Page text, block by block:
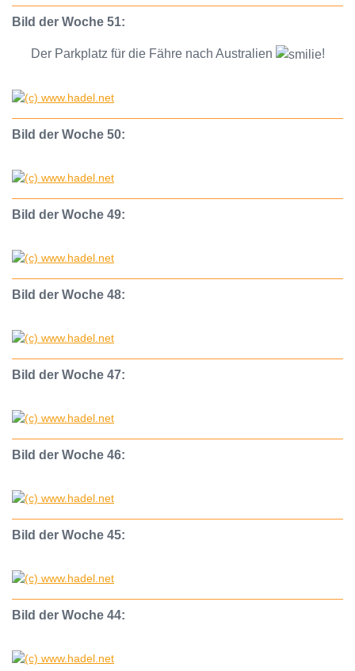
Bild der Woche 51:
Der Parkplatz für die Fähre nach Australien !
Bild der Woche 50:
Bild der Woche 49:
Bild der Woche 48:
Bild der Woche 47:
Bild der Woche 46:
Bild der Woche 45:
Bild der Woche 44: